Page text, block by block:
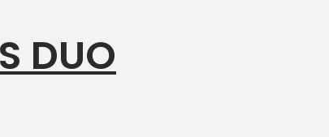
DUO